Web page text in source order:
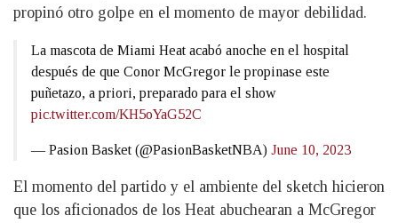
propinó otro golpe en el momento de mayor debilidad.
La mascota de Miami Heat acabó anoche en el hospital
después de que Conor McGregor le propinase este
puñetazo, a priori, preparado para el show
pic.twitter.com/KH5oYaG52C
— Pasion Basket (@PasionBasketNBA) June 10, 2023
El momento del partido y el ambiente del sketch hicieron
que los aficionados de los Heat abuchearan a McGregor